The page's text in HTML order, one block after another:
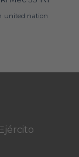
united nation